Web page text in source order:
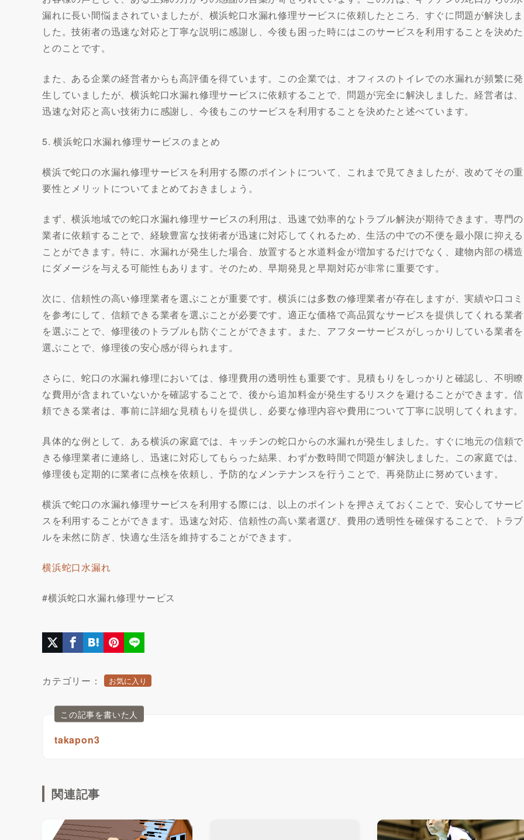
漏れに長い間悩まされていましたが、横浜蛇口水漏れ修理サービスに依頼したところ、すぐに問題が解決しま
した。技術者の迅速な対応と丁寧な説明に感謝し、今後も困った時にはこのサービスを利用することを決めた
とのことです。
また、ある企業の経営者からも高評価を得ています。この企業では、オフィスのトイレでの水漏れが頻繁に発
生していましたが、横浜蛇口水漏れ修理サービスに依頼することで、問題が完全に解決しました。経営者は、
迅速な対応と高い技術力に感謝し、今後もこのサービスを利用することを決めたと述べています。
5. 横浜蛇口水漏れ修理サービスのまとめ
横浜で蛇口の水漏れ修理サービスを利用する際のポイントについて、これまで見てきましたが、改めてその重
要性とメリットについてまとめておきましょう。
まず、横浜地域での蛇口水漏れ修理サービスの利用は、迅速で効率的なトラブル解決が期待できます。専門の
業者に依頼することで、経験豊富な技術者が迅速に対応してくれるため、生活の中での不便を最小限に抑える
ことができます。特に、水漏れが発生した場合、放置すると水道料金が増加するだけでなく、建物内部の構造
にダメージを与える可能性もあります。そのため、早期発見と早期対応が非常に重要です。
次に、信頼性の高い修理業者を選ぶことが重要です。横浜には多数の修理業者が存在しますが、実績や口コミ
を参考にして、信頼できる業者を選ぶことが必要です。適正な価格で高品質なサービスを提供してくれる業者
を選ぶことで、修理後のトラブルも防ぐことができます。また、アフターサービスがしっかりしている業者を
選ぶことで、修理後の安心感が得られます。
さらに、蛇口の水漏れ修理においては、修理費用の透明性も重要です。見積もりをしっかりと確認し、不明瞭
な費用が含まれていないかを確認することで、後から追加料金が発生するリスクを避けることができます。信
頼できる業者は、事前に詳細な見積もりを提供し、必要な修理内容や費用について丁寧に説明してくれます。
具体的な例として、ある横浜の家庭では、キッチンの蛇口からの水漏れが発生しました。すぐに地元の信頼で
きる修理業者に連絡し、迅速に対応してもらった結果、わずか数時間で問題が解決しました。この家庭では、
修理後も定期的に業者に点検を依頼し、予防的なメンテナンスを行うことで、再発防止に努めています。
横浜で蛇口の水漏れ修理サービスを利用する際には、以上のポイントを押さえておくことで、安心してサービ
スを利用することができます。迅速な対応、信頼性の高い業者選び、費用の透明性を確保することで、トラブ
ルを未然に防ぎ、快適な生活を維持することができます。
横浜蛇口水漏れ
#横浜蛇口水漏れ修理サービス
カテゴリー： お気に入り
この記事を書いた人
takapon3
関連記事